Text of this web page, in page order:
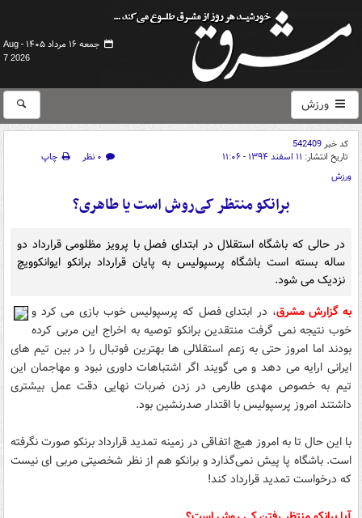
جمعه ۱۶ مرداد ۱۴۰۵ -
Aug
7 2026
ورزش
کد خبر542409
تاریخ انتشار: ۱۱ اسفند ۱۳۹۴ - ۱۱:۰۶ ۰ نظر
چاپ
ورزش
برانکو منتظر کی‌روش است یا طاهری؟
در حالی که باشگاه استقلال در ابتدای فصل با پرویز مظلومی قرارداد دو
ساله بسته است باشگاه پرسپولیس به پایان قرارداد برانکو ایوانکوویچ
نزدیک می شود.
به گزارش مشرق، در ابتدای فصل که پرسپولیس خوب بازی می کرد و
خوب نتیجه نمی گرفت منتقدین برانکو توصیه به اخراج این مربی کرده
بودند اما امروز حتی به زعم استقلالی ها بهترین فوتبال را در بین تیم های
ایرانی ارایه می دهد و می گویند اگر اشتباهات داوری نبود و مهاجمان این
تیم به خصوص مهدی طارمی در زدن ضربات نهایی دقت عمل بیشتری
داشتند امروز پرسپولیس با اقتدار صدرنشین بود.
با این حال تا به امروز هیچ اتفاقی در زمینه تمدید قرارداد برنکو صورت نگرفته
است. باشگاه پا پیش نمی‌گذارد و برانکو هم از نظر شخصیتی مربی ای نیست
که درخواست تمدید قرارداد کند!